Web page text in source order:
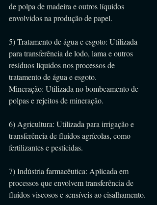
de polpa de madeira e outros líquidos
envolvidos na produção de papel.
5) Tratamento de água e esgoto: Utilizada
para transferência de lodo, lama e outros
resíduos líquidos nos processos de
tratamento de água e esgoto.
Mineração: Utilizada no bombeamento de
polpas e rejeitos de mineração.
6) Agricultura: Utilizada para irrigação e
transferência de fluidos agrícolas, como
fertilizantes e pesticidas.
7) Indústria farmacêutica: Aplicada em
processos que envolvem transferência de
fluidos viscosos e sensíveis ao cisalhamento.